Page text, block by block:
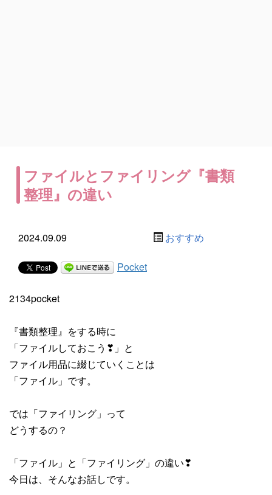
ファイルとファイリング『書類
整理』の違い
2024.09.09 おすすめ
Pocket
2134pocket
『書類整理』をする時に
「ファイルしておこう❣」と
ファイル用品に綴じていくことは
「ファイル」です。
では「ファイリング」って
どうするの？
「ファイル」と「ファイリング」の違い❣
今日は、そんなお話しです。